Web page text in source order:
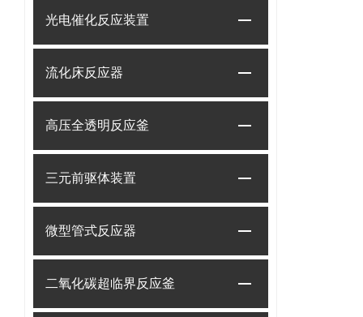
光电催化反应装置
流化床反应器
高压全透明反应釜
三元前驱体装置
微型管式反应器
二氧化碳超临界反应釜